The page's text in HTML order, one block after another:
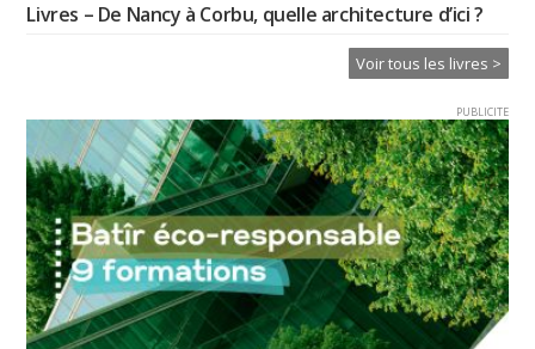
Livres – De Nancy à Corbu, quelle architecture d’ici ?
Voir tous les livres >
PUBLICITE